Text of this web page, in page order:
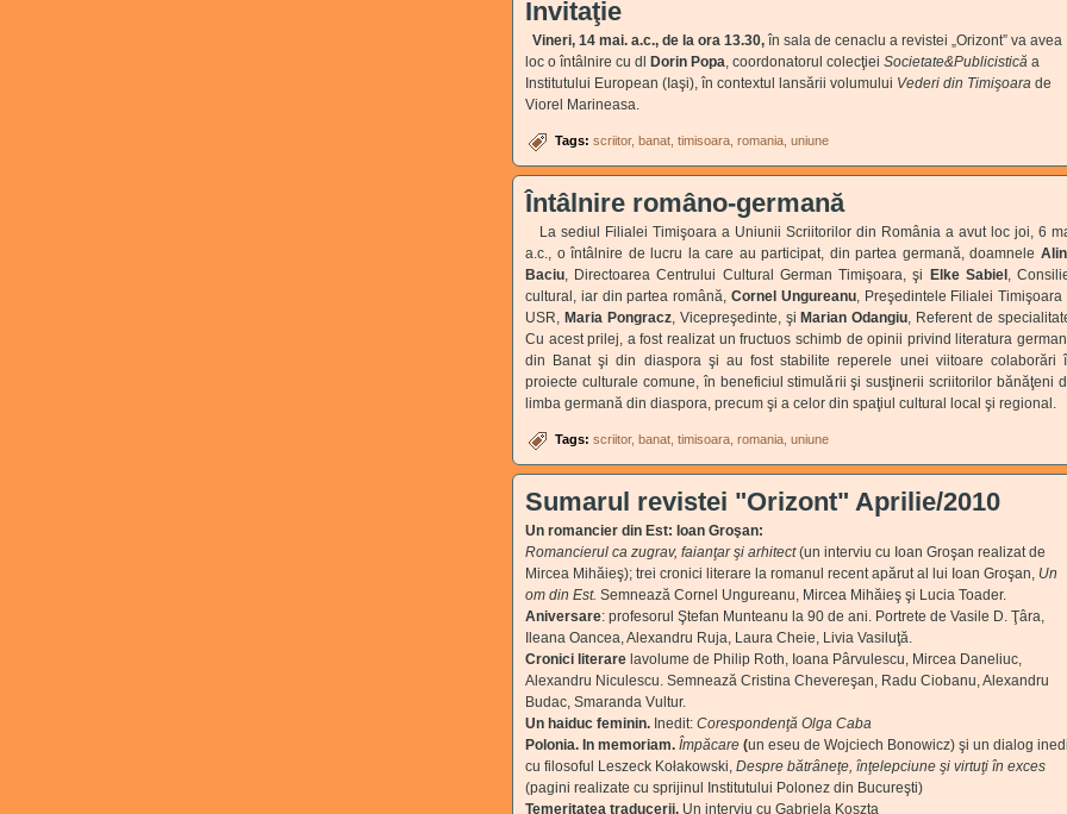
Invitaţie
Vineri, 14 mai. a.c., de la ora 13.30, în sala de cenaclu a revistei „Orizont” va avea
loc o întâlnire cu dl
Dorin Popa, coordonatorul colecţiei Societate&Publicistică a
Institutului European (Iaşi), în contextul lansării volumului Vederi din Timişoara de
Viorel Marineasa.
Tags: scriitor banat timisoara romania uniune
Întâlnire româno-germană
La sediul Filialei Timişoara a Uniunii Scriitorilor din România a avut loc joi, 6
a.c., o întâlnire de lucru la care au participat, din partea germană, doamnele
Baciu, Directoarea Centrului Cultural German Timişoara, şi Elke Sabiel ,
cultural, iar din partea română, Cornel Ungureanu, Preşedintele Filialei Timişoara
USR, Maria Pongracz, Vicepreşedinte, şi Marian Odangiu, Referent de
Cu acest prilej, a fost realizat un fructuos schimb de opinii privind literatura
din Banat şi din diaspora şi au fost stabilite reperele unei viitoare colaborări
proiecte culturale comune, în beneficiul stimulării şi susţinerii scriitorilor bănăţeni
limba germană din diaspora, precum şi a celor din spaţiul cultural local şi regional.
Tags: scriitor banat timisoara romania uniune
Sumarul revistei "Orizont" Aprilie/2010
Un romancier din Est: Ioan Groşan:
Romancierul ca zugrav, faianţar şi arhitect(un interviu cu Ioan Groşan realizat de
Mircea Mihăieş); trei cronici literare la romanul recent apărut al lui Ioan Groşan, Un
om din Est. Semnează Cornel Ungureanu, Mircea Mihăieş şi Lucia Toader.
Aniversare: profesorul Ştefan Munteanu la 90 de ani. Portrete de Vasile D. Ţâra,
Ileana Oancea, Alexandru Ruja, Laura Cheie, Livia Vasiluţă.
Cronici literare lavolume de Philip Roth, Ioana Pârvulescu, Mircea Daneliuc,
Alexandru Niculescu. Semnează Cristina Chevereşan, Radu Ciobanu, Alexandru
Budac, Smaranda Vultur.
Un haiduc feminin. Inedit: Corespondenţă Olga Caba
Polonia. In memoriam. Împăcare (un eseu de Wojciech Bonowicz) şi un dialog
cu filosoful Leszeck Kołakowski, Despre bătrâneţe, înţelepciune şi virtuţi în exces
(pagini realizate cu sprijinul Institutului Polonez din Bucureşti)
Temeritatea traducerii. Un interviu cu Gabriela Koszta